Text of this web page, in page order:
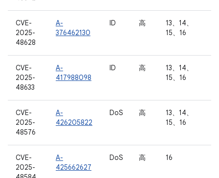
CVE-
2025-
48628
A-
376462130
ID 高
13、14、
15、16
CVE-
2025-
48633
A-
417988098
ID 高
13、14、
15、16
CVE-
2025-
48576
A-
426205822
DoS 高
13、14、
15、16
CVE-
2025-
A-
425662627
DoS 高 16